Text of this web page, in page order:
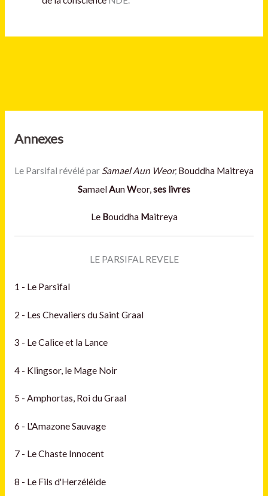
Annexes
Le Parsifal révélé par Samael Aun Weor, Bouddha Maitreya
SamaelAunWeor,ses livres
Le Bouddha Maitreya
LE PARSIFAL REVELE
1 - Le Parsifal
2 - Les Chevaliers du Saint Graal
3 - Le Calice et la Lance
4 - Klingsor, le Mage Noir
5 - Amphortas, Roi du Graal
6 - L'Amazone Sauvage
7 - Le Chaste Innocent
8 - Le Fils d'Herzéléide